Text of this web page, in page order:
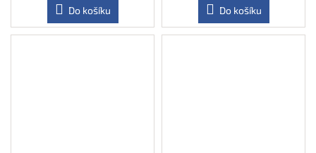
Do košíku Do košíku